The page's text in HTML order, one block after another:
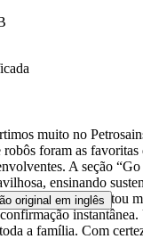
muito no
robôs foram as
A seção
ensinando
O Headout facilitou
a família. Com
original em inglês